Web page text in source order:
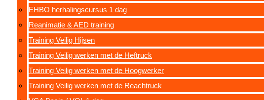
EHBO herhalingscursus 1 dag
Reanimatie & AED training
Training Veilig Hijsen
Training Veilig werken met de Heftruck
Training Veilig werken met de Hoogwerker
Training Veilig werken met de Reachtruck